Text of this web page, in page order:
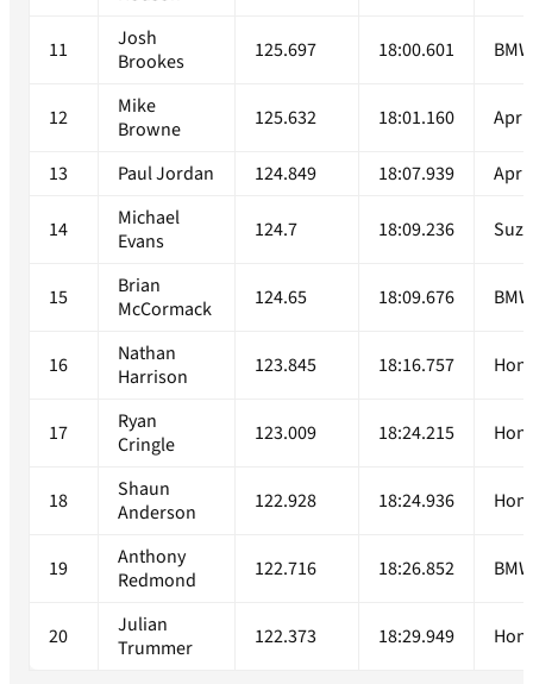
11
Josh
Brookes
125.697 18:00.601 BMW
12
Mike
Browne
125.632 18:01.160
13 Paul Jordan 124.849 18:07.939
14
Michael
Evans
124.7 18:09.236
15
Brian
McCormack
124.65 18:09.676 BMW
16
Nathan
Harrison
123.845 18:16.757
17
Ryan
Cringle
123.009 18:24.215
18
Shaun
Anderson
122.928 18:24.936
19
Anthony
Redmond
122.716 18:26.852 BMW
20
Julian
Trummer
122.373 18:29.949